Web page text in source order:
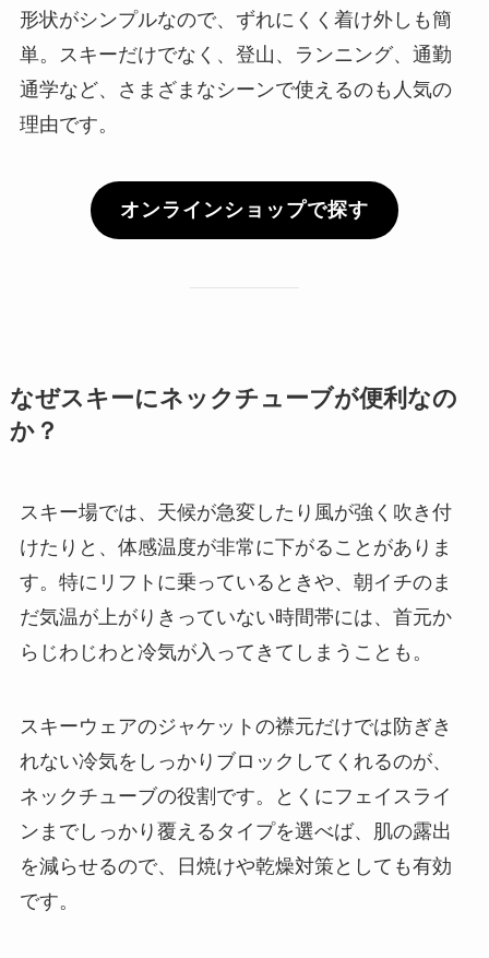
形状がシンプルなので、ずれにくく着け外しも簡
単。スキーだけでなく、登山、ランニング、通勤
通学など、さまざまなシーンで使えるのも人気の
理由です。
オンラインショップで探す
なぜスキーにネックチューブが便利なの
か？
スキー場では、天候が急変したり風が強く吹き付
けたりと、体感温度が非常に下がることがありま
す。特にリフトに乗っているときや、朝イチのま
だ気温が上がりきっていない時間帯には、首元か
らじわじわと冷気が入ってきてしまうことも。
スキーウェアのジャケットの襟元だけでは防ぎき
れない冷気をしっかりブロックしてくれるのが、
ネックチューブの役割です。とくにフェイスライ
ンまでしっかり覆えるタイプを選べば、肌の露出
を減らせるので、日焼けや乾燥対策としても有効
です。